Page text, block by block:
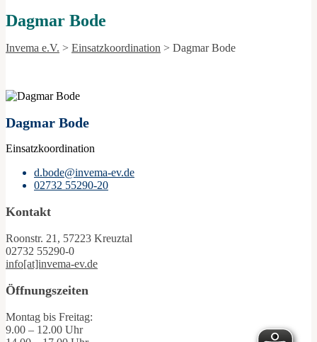
Dagmar Bode
Invema e.V. > Einsatzkoordination > Dagmar Bode
Dagmar Bode
Einsatzkoordination
d.bode@invema-ev.de
02732 55290-20
Kontakt
Roonstr. 21, 57223 Kreuztal
02732 55290-0
info[at]invema-ev.de
Öffnungszeiten
Montag bis Freitag:
9.00 – 12.00 Uhr